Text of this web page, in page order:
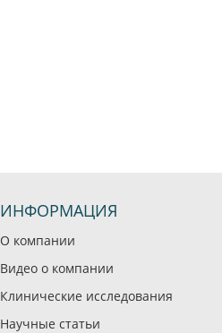
ИНФОРМАЦИЯ
О компании
Видео о компании
Клинические исследования
Научные статьи